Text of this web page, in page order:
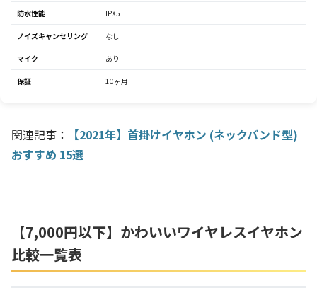
防水性能 IPX5
ノイズキャンセリング なし
マイク あり
保証 10ヶ月
関連記事：
【2021年】首掛けイヤホン (ネックバンド型)
おすすめ 15選
【7,000円以下】かわいいワイヤレスイヤホン
比較一覧表